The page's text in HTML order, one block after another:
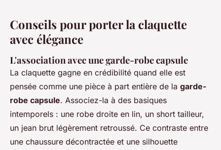
Conseils pour porter la claquette
avec élégance
L'association avec une garde-robe capsule
La claquette gagne en crédibilité quand elle est
pensée comme une pièce à part entière de la garde-
robe capsule. Associez-la à des basiques
intemporels : une robe droite en lin, un short tailleur,
un jean brut légèrement retroussé. Ce contraste entre
une chaussure décontractée et une silhouette